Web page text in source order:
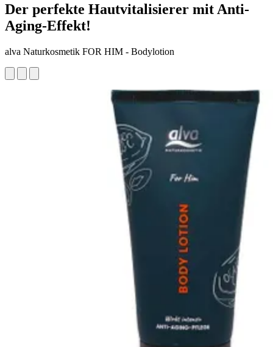
Der perfekte Hautvitalisierer mit Anti-
Aging-Effekt!
alva Naturkosmetik FOR HIM - Bodylotion